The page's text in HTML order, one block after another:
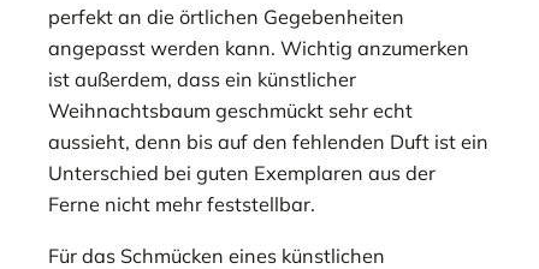
perfekt an die örtlichen Gegebenheiten
angepasst werden kann. Wichtig anzumerken
ist außerdem, dass ein künstlicher
Weihnachtsbaum geschmückt sehr echt
aussieht, denn bis auf den fehlenden Duft ist ein
Unterschied bei guten Exemplaren aus der
Ferne nicht mehr feststellbar.
Für das Schmücken eines künstlichen